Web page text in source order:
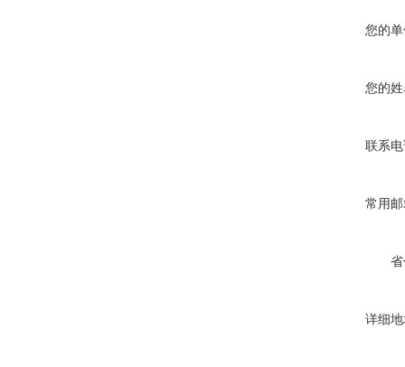
您的
您的
联系
常用
详细